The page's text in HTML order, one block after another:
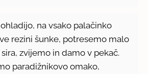
na vsako palačinko
rezini šunke, potresemo malo
zvijemo in damo v pekač.
paradižnikovo omako,